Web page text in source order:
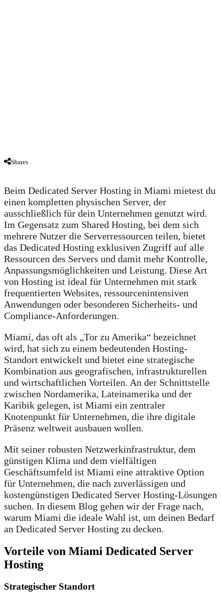
Shares
Beim Dedicated Server Hosting in Miami mietest du
einen kompletten physischen Server, der
ausschließlich für dein Unternehmen genutzt wird.
Im Gegensatz zum Shared Hosting, bei dem sich
mehrere Nutzer die Serverressourcen teilen, bietet
das Dedicated Hosting exklusiven Zugriff auf alle
Ressourcen des Servers und damit mehr Kontrolle,
Anpassungsmöglichkeiten und Leistung. Diese Art
von Hosting ist ideal für Unternehmen mit stark
frequentierten Websites, ressourcenintensiven
Anwendungen oder besonderen Sicherheits- und
Compliance-Anforderungen.
Miami, das oft als „Tor zu Amerika“ bezeichnet
wird, hat sich zu einem bedeutenden Hosting-
Standort entwickelt und bietet eine strategische
Kombination aus geografischen, infrastrukturellen
und wirtschaftlichen Vorteilen. An der Schnittstelle
zwischen Nordamerika, Lateinamerika und der
Karibik gelegen, ist Miami ein zentraler
Knotenpunkt für Unternehmen, die ihre digitale
Präsenz weltweit ausbauen wollen.
Mit seiner robusten Netzwerkinfrastruktur, dem
günstigen Klima und dem vielfältigen
Geschäftsumfeld ist Miami eine attraktive Option
für Unternehmen, die nach zuverlässigen und
kostengünstigen Dedicated Server Hosting-Lösungen
suchen. In diesem Blog gehen wir der Frage nach,
warum Miami die ideale Wahl ist, um deinen Bedarf
an Dedicated Server Hosting zu decken.
Vorteile von Miami Dedicated Server
Hosting
Strategischer Standort